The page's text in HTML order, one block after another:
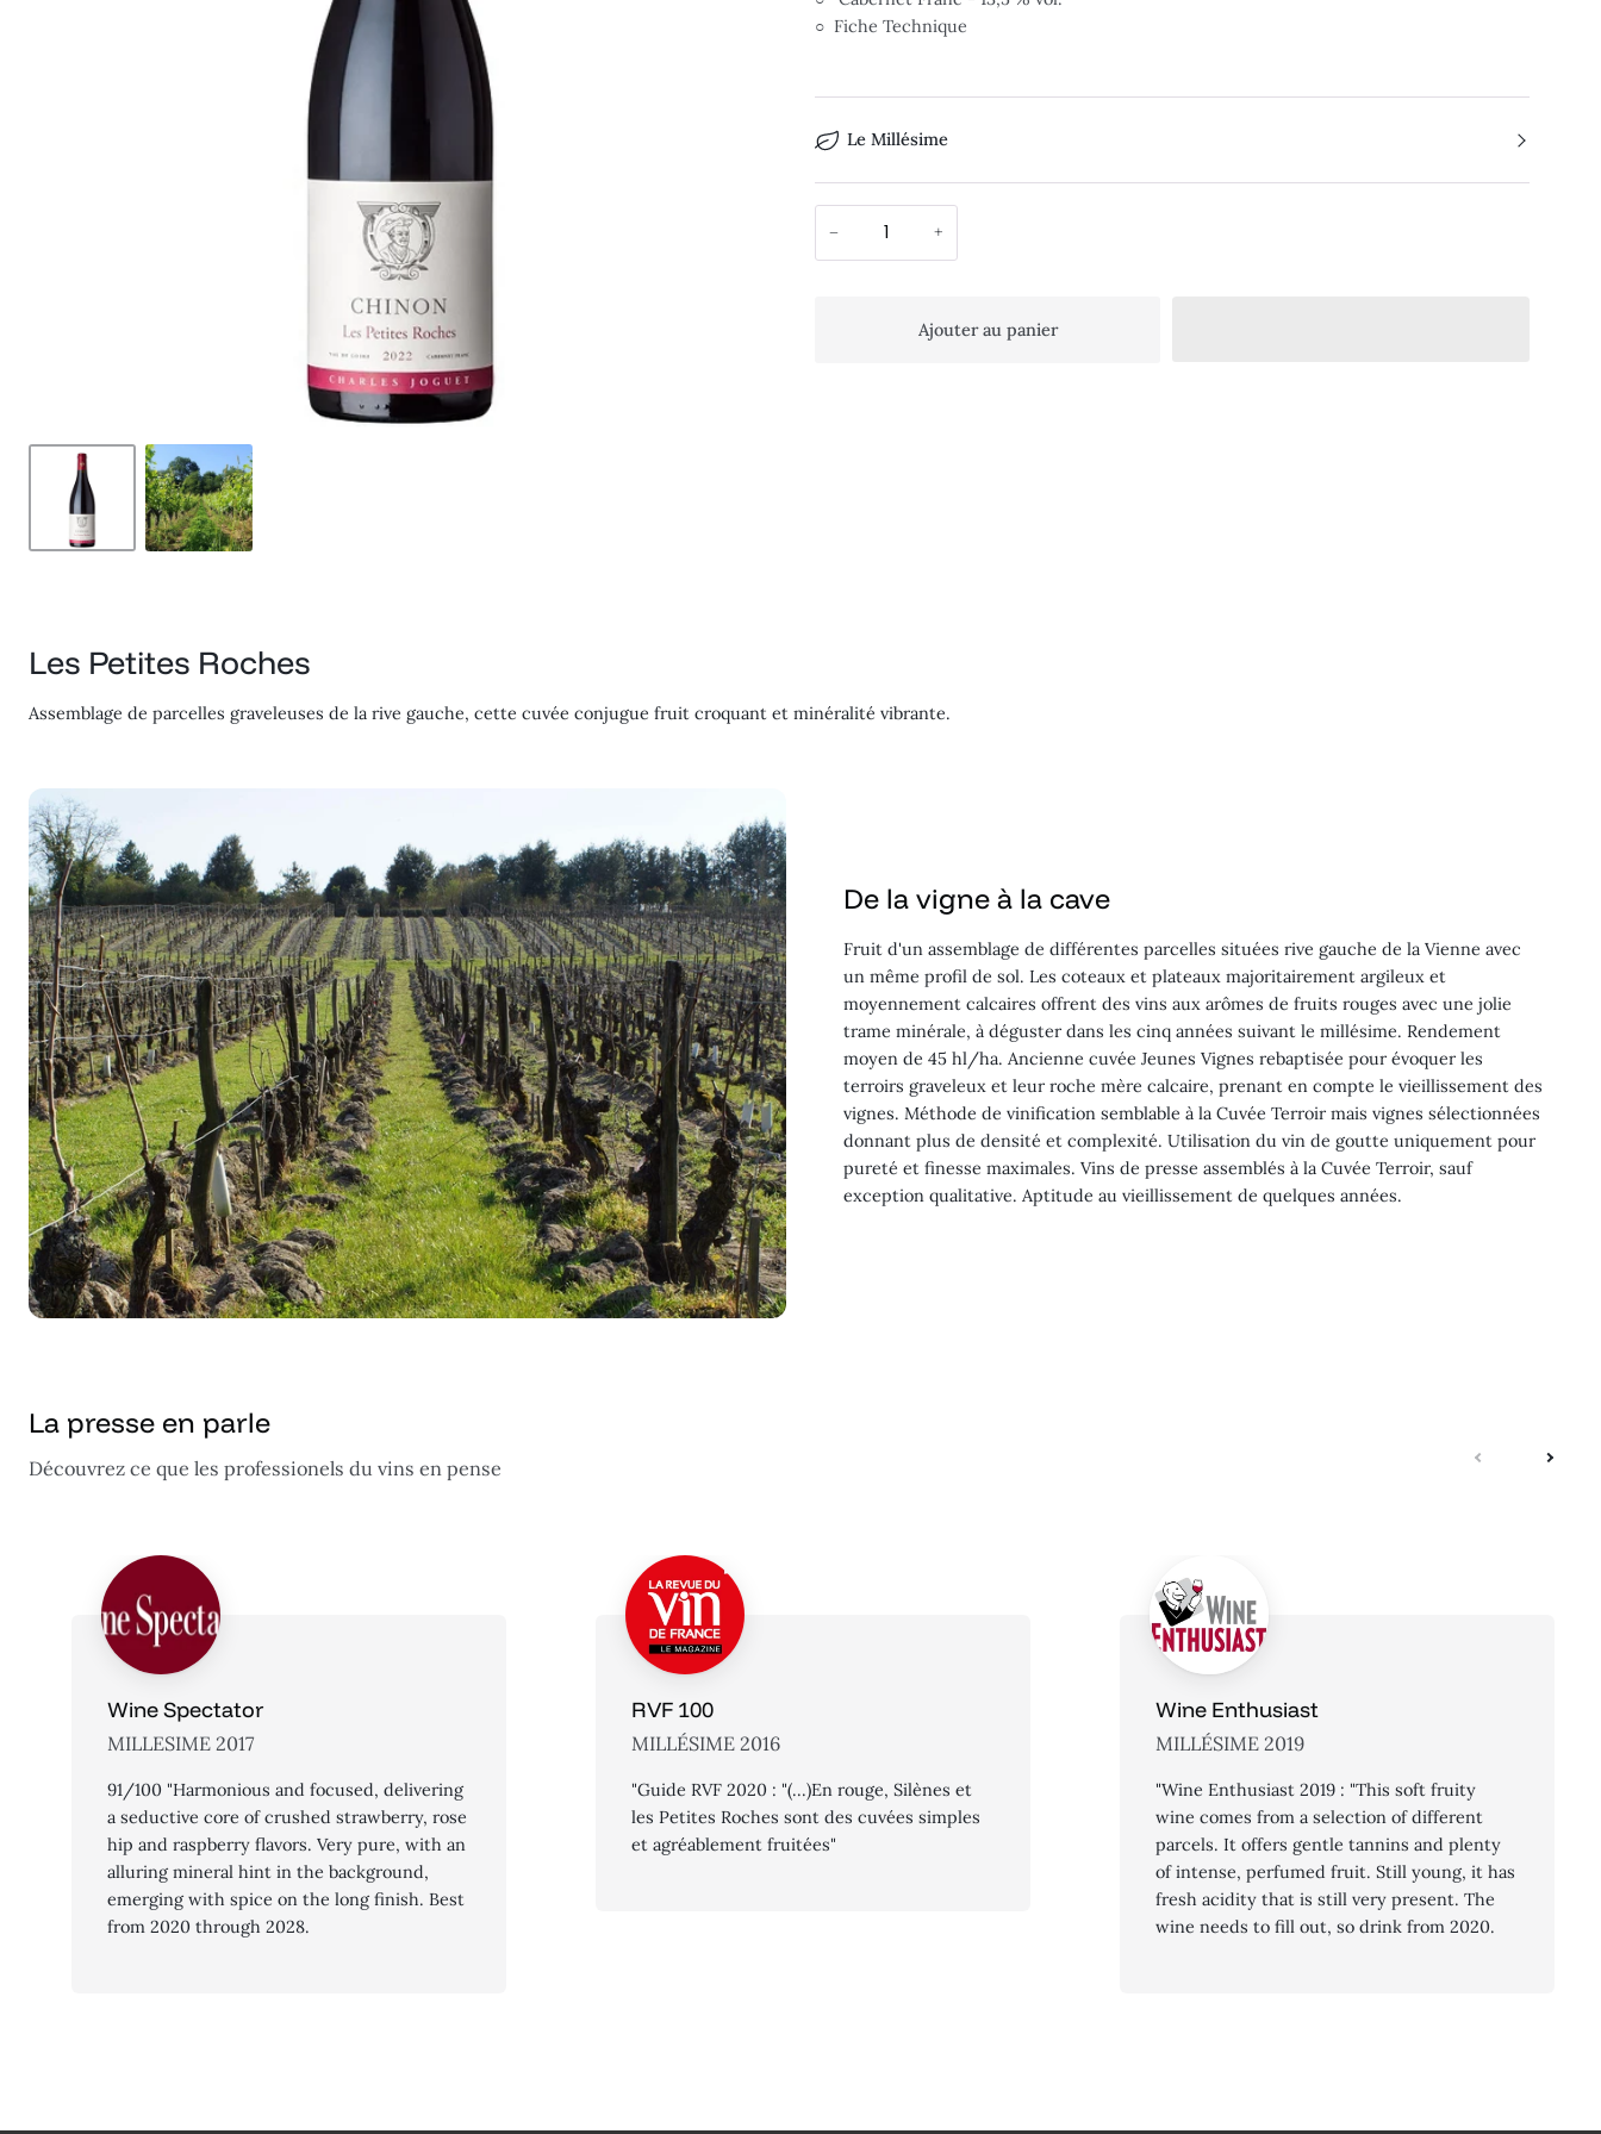
○ Fiche Technique
Le Millésime
− +
Ajouter au panier
Les Petites Roches
Assemblage de parcelles graveleuses de la rive gauche, cette cuvée conjugue fruit croquant et minéralité vibrante.
De la vigne à la cave
Fruit d'un assemblage de différentes parcelles situées rive gauche de la Vienne avec
un même profil de sol. Les coteaux et plateaux majoritairement argileux et
moyennement calcaires offrent des vins aux arômes de fruits rouges avec une jolie
trame minérale, à déguster dans les cinq années suivant le millésime. Rendement
moyen de 45 hl/ha. Ancienne cuvée Jeunes Vignes rebaptisée pour évoquer les
terroirs graveleux et leur roche mère calcaire, prenant en compte le vieillissement des
vignes. Méthode de vinification semblable à la Cuvée Terroir mais vignes sélectionnées
donnant plus de densité et complexité. Utilisation du vin de goutte uniquement pour
pureté et finesse maximales. Vins de presse assemblés à la Cuvée Terroir, sauf
exception qualitative. Aptitude au vieillissement de quelques années.
La presse en parle
Découvrez ce que les professionels du vins en pense suivante
Wine Spectator
MILLESIME 2017
91/100 "Harmonious and focused, delivering
a seductive core of crushed strawberry, rose
hip and raspberry flavors. Very pure, with an
alluring mineral hint in the background,
emerging with spice on the long finish. Best
from 2020 through 2028.
RVF 100
MILLÉSIME 2016
"Guide RVF 2020 : "(...)En rouge, Silènes et
les Petites Roches sont des cuvées simples
et agréablement fruitées"
Wine Enthusiast
MILLÉSIME 2019
"Wine Enthusiast 2019 : "This soft fruity
wine comes from a selection of different
parcels. It offers gentle tannins and plenty
of intense, perfumed fruit. Still young, it has
fresh acidity that is still very present. The
wine needs to fill out, so drink from 2020.